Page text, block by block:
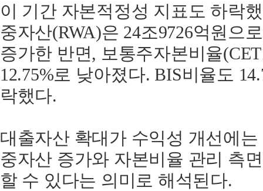
이 기간 자본적정성 지표도 하락
중자산(RWA)은 24조9726억원으
증가한 반면, 보통주자본비율
12.75%로 낮아졌다. BIS비율도
락했다.
대출자산 확대가 수익성 개선에
중자산 증가와 자본비율 관리 측
할 수 있다는 의미로 해석된다.